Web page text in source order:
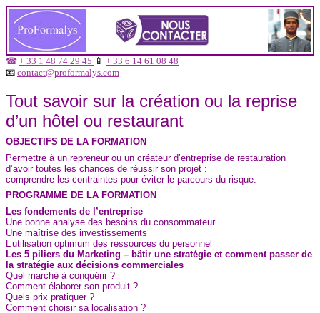
☎ + 33 1 48 74 29 45 📱 + 33 6 14 61 08 48
📧 contact@proformalys.com
Tout savoir sur la création ou la reprise
d’un hôtel ou restaurant
OBJECTIFS DE LA FORMATION
Permettre à un repreneur ou un créateur d’entreprise de restauration
d’avoir toutes les chances de réussir son projet :
comprendre les contraintes pour éviter le parcours du risque.
PROGRAMME DE LA FORMATION
Les fondements de l’entreprise
Une bonne analyse des besoins du consommateur
Une maîtrise des investissements
L’utilisation optimum des ressources du personnel
Les 5 piliers du Marketing – bâtir une stratégie et comment passer de
la stratégie aux décisions commerciales
Quel marché à conquérir ?
Comment élaborer son produit ?
Quels prix pratiquer ?
Comment choisir sa localisation ?